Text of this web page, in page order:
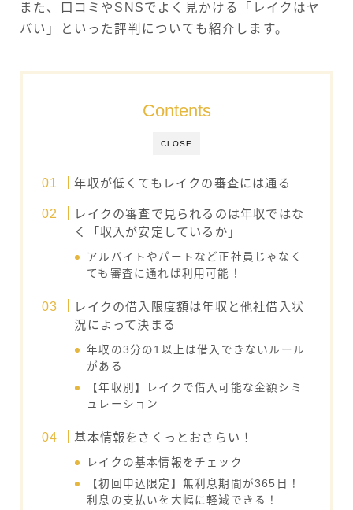
また、口コミやSNSでよく見かける「レイクはヤ
バい」といった評判についても紹介します。
CLOSE
Contents
年収が低くてもレイクの審査には通る
レイクの審査で見られるのは年収ではな
く「収入が安定しているか」
アルバイトやパートなど正社員じゃなく
ても審査に通れば利用可能！
レイクの借入限度額は年収と他社借入状
況によって決まる
年収の3分の1以上は借入できないルール
がある
【年収別】レイクで借入可能な金額シミ
ュレーション
基本情報をさくっとおさらい！
レイクの基本情報をチェック
【初回申込限定】無利息期間が365日！
利息の支払いを大幅に軽減できる！